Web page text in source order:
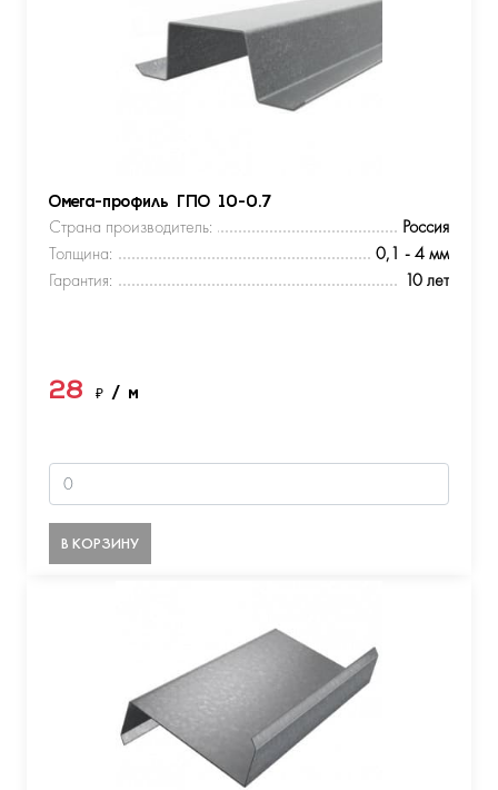
Омега-профиль ГПО 10-0.7
Страна производитель:
Россия
Толщина:
0,1 - 4 мм
Гарантия:
10 лет
28 ₽ / м
В КОРЗИНУ